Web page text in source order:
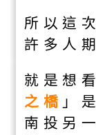
所以這
許多人
就是想
之橋 」
南投另